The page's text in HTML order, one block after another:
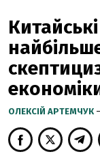
ОЛЕКСІЙ АРТЕМЧУК